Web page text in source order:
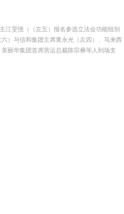
江旻憓（（左五）报名参选立法会功能组别
）与信和集团主席黄永光（左四）、马来西
丽华集团首席营运总裁陈宗彝等人到场支